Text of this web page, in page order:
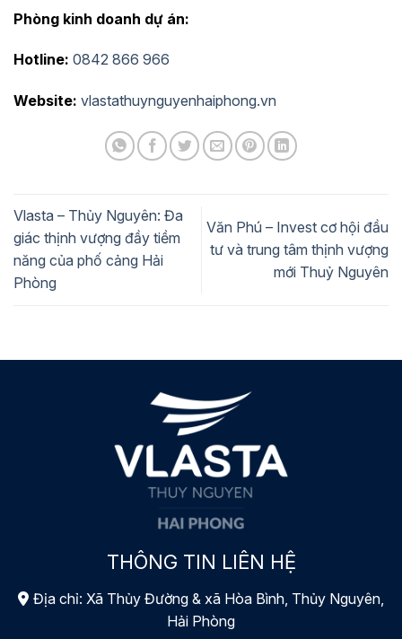
Phòng kinh doanh dự án:
Hotline: 0842 866 966
Website: vlastathuynguyenhaiphong.vn
Vlasta – Thủy Nguyên: Đa
giác thịnh vượng đầy tiềm
năng của phố cảng Hải
Phòng
Văn Phú – Invest cơ hội đầu
tư và trung tâm thịnh vượng
mới Thuỷ Nguyên
THÔNG TIN LIÊN HỆ
Địa chỉ: Xã Thủy Đường & xã Hòa Bình, Thủy Nguyên,
Hải Phòng